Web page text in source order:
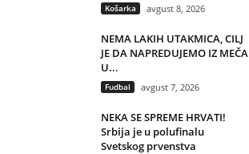
Košarka avgust 8, 2026
NEMA LAKIH UTAKMICA, CILJ
JE DA NAPREDUJEMO IZ MEČA
U...
Fudbal avgust 7, 2026
NEKA SE SPREME HRVATI!
Srbija je u polufinalu
Svetskog prvenstva